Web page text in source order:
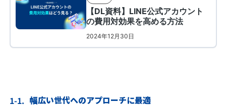
幅広い世代へのアプローチに最適